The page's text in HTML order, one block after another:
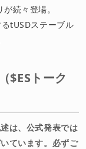
続々登場。
tUSDステーブル
$ESトーク
は、公式発表では
ています。必ずご